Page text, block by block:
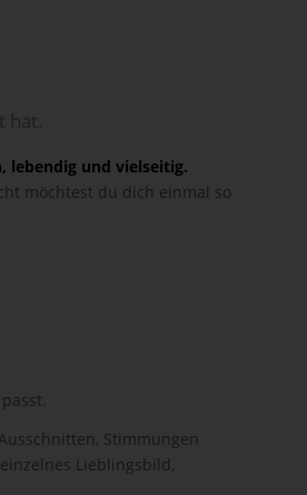
lebendig und vielseitig.
möchtest du dich einmal so
Stimmungen
Lieblingsbild,